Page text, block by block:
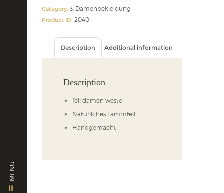
MENU
Category: 3. Damenbekleidung
Product ID: 2040
Description Additional information
Description
fell damen weste
Natürliches Lammfell
Handgemacht